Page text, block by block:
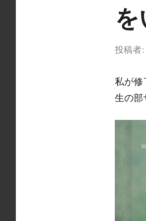
投稿者:
私が修
生の部